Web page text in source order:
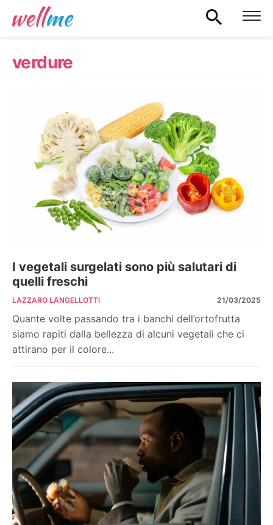
verdure
I vegetali surgelati sono più salutari di
quelli freschi
LAZZARO LANGELLOTTI 21/03/2025
Quante volte passando tra i banchi dell’ortofrutta
siamo rapiti dalla bellezza di alcuni vegetali che ci
attirano per il colore...